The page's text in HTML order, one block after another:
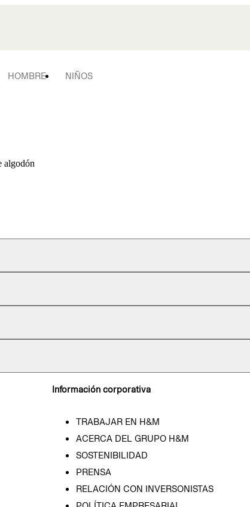
HOMBRE NIÑOS
algodón
Información corporativa
TRABAJAR EN H&M
ACERCA DEL GRUPO H&M
SOSTENIBILIDAD
PRENSA
RELACIÓN CON INVERSONISTAS